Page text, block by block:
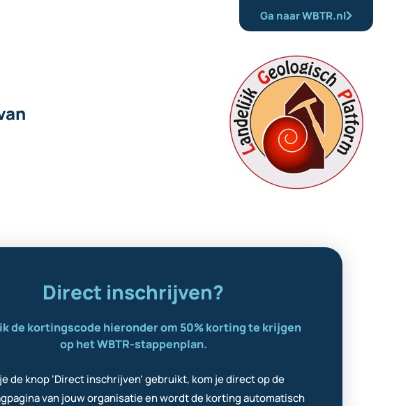
Ga naar WBTR.nl
Direct inschrijven?
de kortingscode hieronder om 50% korting te krijgen
op het WBTR-stappenplan.
de knop ‘Direct inschrijven’ gebruikt, kom je direct op de
van jouw organisatie en wordt de korting automatisch